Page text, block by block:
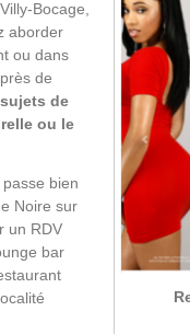
Bocage,
aborder
ou dans
de
de
ou le
bien
Noire sur
un RDV
bar